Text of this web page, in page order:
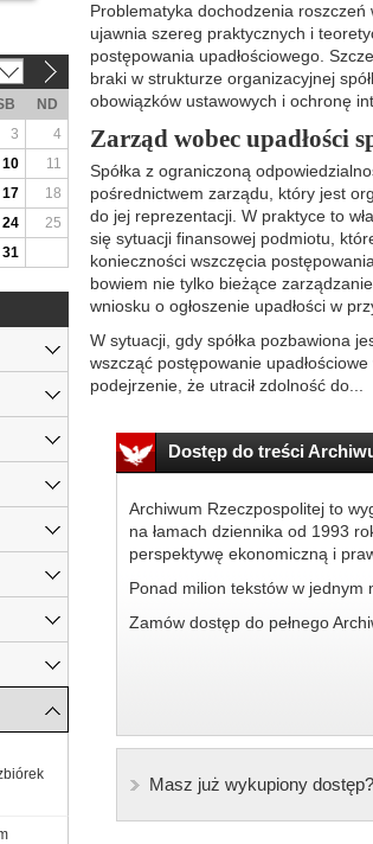
Problematyka dochodzenia roszczeń
ujawnia szereg praktycznych i
postępowania upadłościowego.
braki w strukturze organizacyjnej
obowiązków ustawowych i ochronę
Zarząd wobec upadłości
Spółka z ograniczoną
pośrednictwem zarządu, który jest
do jej reprezentacji. W praktyce to
się sytuacji finansowej podmiotu,
konieczności wszczęcia
bowiem nie tylko bieżące
wniosku o ogłoszenie upadłości w
W sytuacji, gdy spółka pozbawiona
wszcząć postępowanie
podejrzenie, że utracił zdolność do...
Dostęp do treści
Archiwum Rzeczpospolitej to
na łamach dziennika od 1993
perspektywę ekonomiczną i
Ponad milion tekstów w jednym
Zamów dostęp do pełnego
Masz już wykupiony dostęp?
ND
3
4
10
11
17
18
24
25
31